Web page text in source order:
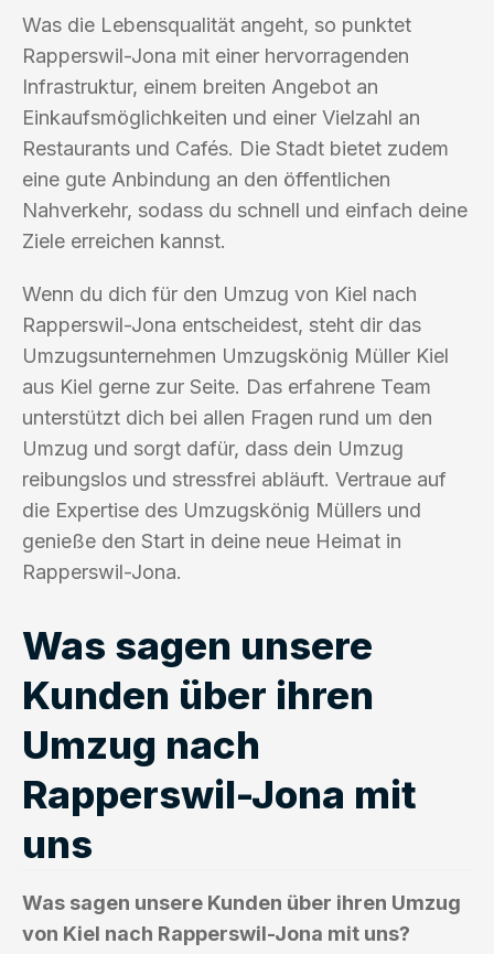
Was die Lebensqualität angeht, so punktet
Rapperswil-Jona mit einer hervorragenden
Infrastruktur, einem breiten Angebot an
Einkaufsmöglichkeiten und einer Vielzahl an
Restaurants und Cafés. Die Stadt bietet zudem
eine gute Anbindung an den öffentlichen
Nahverkehr, sodass du schnell und einfach deine
Ziele erreichen kannst.
Wenn du dich für den Umzug von Kiel nach
Rapperswil-Jona entscheidest, steht dir das
Umzugsunternehmen Umzugskönig Müller Kiel
aus Kiel gerne zur Seite. Das erfahrene Team
unterstützt dich bei allen Fragen rund um den
Umzug und sorgt dafür, dass dein Umzug
reibungslos und stressfrei abläuft. Vertraue auf
die Expertise des Umzugskönig Müllers und
genieße den Start in deine neue Heimat in
Rapperswil-Jona.
Was sagen unsere
Kunden über ihren
Umzug nach
Rapperswil-Jona mit
uns
Was sagen unsere Kunden über ihren Umzug
von Kiel nach Rapperswil-Jona mit uns?